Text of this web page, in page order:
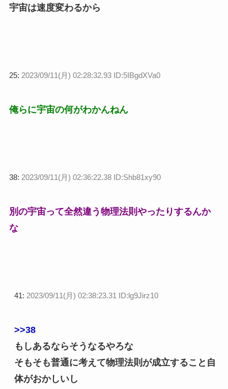
宇宙は速度変わるから
25: 2023/09/11(月) 02:28:32.93 ID:5IBgdXVa0
俺らに宇宙の何がわかんねん
38: 2023/09/11(月) 02:36:22.38 ID:Shb81xy90
別の宇宙って全然違う物理法則やったりするんか
な
41: 2023/09/11(月) 02:38:23.31 ID:lg9Jirz10
>>38
もしあるならそうなるやろな
そもそも普通に考えて物理法則が成立すること自
体がおかしいし